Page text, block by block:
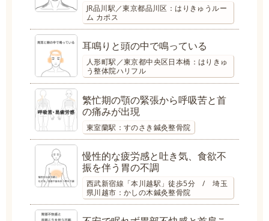
JR品川駅／東京都品川区：はりきゅうルー
ム カポス
耳鳴りと頭の中で鳴っている
人形町駅／東京都中央区日本橋：はりきゅ
う整体院ハリフル
繁忙期の顎の緊張から呼吸苦と首
の痛みが出現
東室蘭駅：すのさき鍼灸整骨院
慢性的な疲労感と吐き気、食欲不
振を伴う胃の不調
西武新宿線「本川越駅」徒歩5分 / 埼玉
県川越市：かしの木鍼灸整骨院